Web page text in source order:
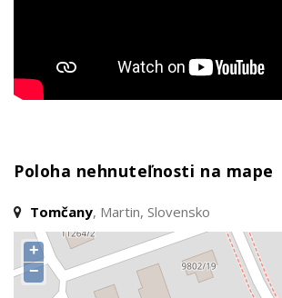
Poloha nehnuteľnosti na mape
Tomčany, Martin, Slovensko
+
−